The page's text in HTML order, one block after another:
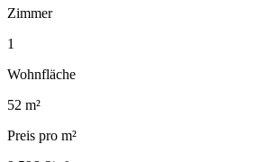
Zimmer
1
Wohnfläche
52 m²
Preis pro m²